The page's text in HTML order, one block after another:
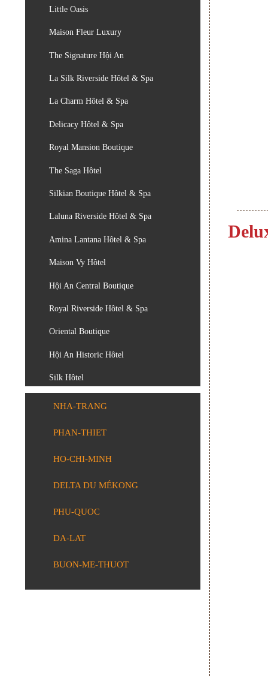
Little Oasis
Maison Fleur Luxury
The Signature Hội An
La Silk Riverside Hôtel & Spa
La Charm Hôtel & Spa
Delicacy Hôtel & Spa
Royal Mansion Boutique
The Saga Hôtel
Silkian Boutique Hôtel & Spa
Laluna Riverside Hôtel & Spa
Amina Lantana Hôtel & Spa
Maison Vy Hôtel
Hội An Central Boutique
Royal Riverside Hôtel & Spa
Oriental Boutique
Hội An Historic Hôtel
Silk Hôtel
NHA-TRANG
PHAN-THIET
HO-CHI-MINH
DELTA DU MÉKONG
PHU-QUOC
DA-LAT
BUON-ME-THUOT